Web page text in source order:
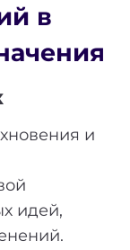
в
и
идей,